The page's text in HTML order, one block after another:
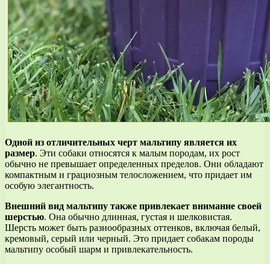
Одной из отличительных черт мальтипу является их
размер. Эти собаки относятся к малым породам, их рост
обычно не превышает определенных пределов. Они обладают
компактным и грациозным телосложением, что придает им
особую элегантность.
Внешний вид мальтипу также привлекает внимание своей
шерстью. Она обычно длинная, густая и шелковистая.
Шерсть может быть разнообразных оттенков, включая белый,
кремовый, серый или черный. Это придает собакам породы
мальтипу особый шарм и привлекательность.